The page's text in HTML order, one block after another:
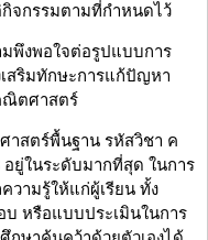
จกรรมตามที่กำหนดไว้
มพึงพอใจต่อรูปแบบการ
สริมทักษะการแก้ปัญหา
ณิตศาสตร์
าสตร์พื้นฐาน รหัสวิชา ค
ยู่ในระดับมากที่สุด ในการ
วามรู้ให้แก่ผู้เรียน ทั้ง
หรือแบบประเมินในการ